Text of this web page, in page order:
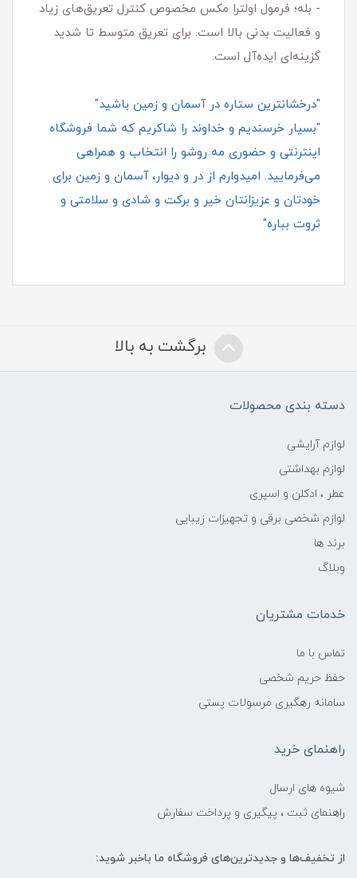
- بله؛ فرمول اولترا مکس مخصوص کنترل تعریق‌های زیاد
و فعالیت بدنی بالا است. برای تعریق متوسط تا شدید
گزینه‌ای ایده‌آل است.
"درخشانترین ستاره در آسمان و زمین باشید"
"بسیار خرسندیم و خداوند را شاکریم که شما فروشگاه
اینترنتی و حضوری مه روشو را انتخاب و همراهی
می‌فرمایید. امیدوارم از در و دیوار، آسمان و زمین برای
خودتان و عزیزانتان خیر و برکت و شادی و سلامتی و
ثروت بباره"
برگشت به بالا
دسته بندی محصولات
لوازم آرایشی
لوازم بهداشتی
عطر ، ادکلن و اسپری
لوازم شخصی برقی و تجهیزات زیبایی
برند ها
وبلاگ
خدمات مشتریان
تماس با ما
حفظ حریم شخصی
سامانه رهگیری مرسولات پستی
راهنمای خرید
شیوه های ارسال
راهنمای ثبت ، پیگیری و پرداخت سفارش
از تخفیف‌ها و جدیدترین‌های فروشگاه ما باخبر شوید: